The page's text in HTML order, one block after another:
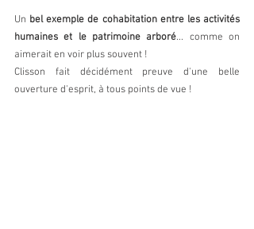
Un bel exemple de cohabitation entre les activités
humaines et le patrimoine arboré... comme on
aimerait en voir plus souvent !
Clisson fait décidément preuve d'une belle
ouverture d'esprit, à tous points de vue !